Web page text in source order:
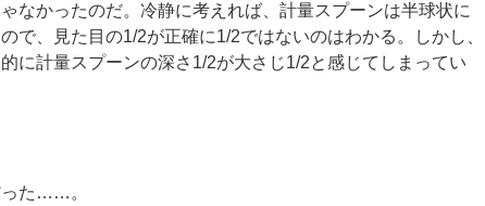
なかったのだ。冷静に考えれば、計量スプーンは半球状に
で、見た目の1/2が正確に1/2ではないのはわかる。しかし、
に計量スプーンの深さ1/2が大さじ1/2と感じてしまってい
った……。